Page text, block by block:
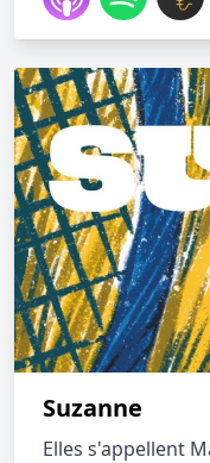
Suzanne
Elles s'appellent